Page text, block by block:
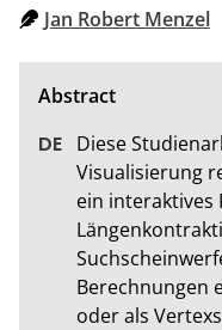
Jan Robert Menzel
Diese
Visualisierung
ein interaktives
Berechnungen
oder als